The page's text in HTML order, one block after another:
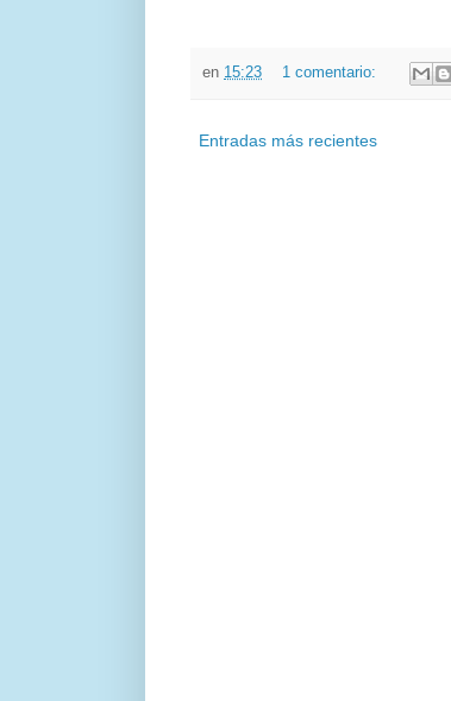
en 15:23 1 comentario:
Entradas más recientes